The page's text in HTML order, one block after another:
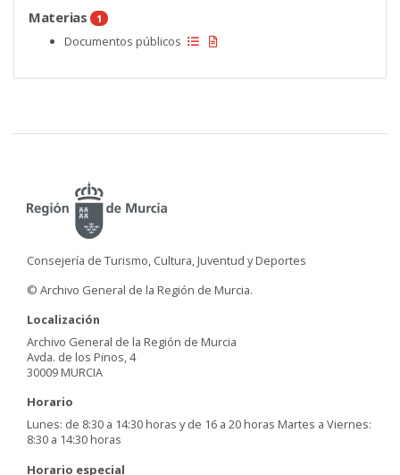
Materias 1
Documentos públicos
Consejería de Turismo, Cultura, Juventud y Deportes
© Archivo General de la Región de Murcia.
Localización
Archivo General de la Región de Murcia
Avda. de los Pinos, 4
30009 MURCIA
Horario
Lunes: de 8:30 a 14:30 horas y de 16 a 20 horas Martes a Viernes:
8:30 a 14:30 horas
Horario especial